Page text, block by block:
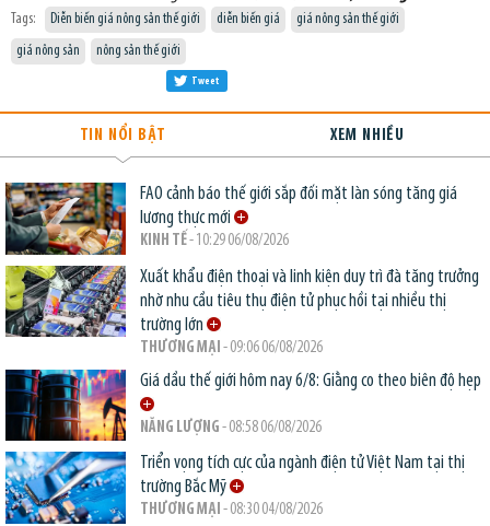
Tags: Diễn biến giá nông sản thế giới diễn biến giá
giá nông sản thế giới
giá nông sản
nông sản thế giới
Tweet
TIN NỔI BẬT XEM NHIỀU
FAO cảnh báo thế giới sắp đối mặt làn sóng tăng giá
lương thực mới
KINH TẾ- 10:29 06/08/2026
Xuất khẩu điện thoại và linh kiện duy trì đà tăng trưởng
nhờ nhu cầu tiêu thụ điện tử phục hồi tại nhiều thị
trường lớn
THƯƠNG MẠI - 09:06 06/08/2026
Giá dầu thế giới hôm nay 6/8: Giằng co theo biên độ hẹp
NĂNG LƯỢNG - 08:58 06/08/2026
Triển vọng tích cực của ngành điện tử Việt Nam tại thị
trường Bắc Mỹ
THƯƠNG MẠI - 08:30 04/08/2026